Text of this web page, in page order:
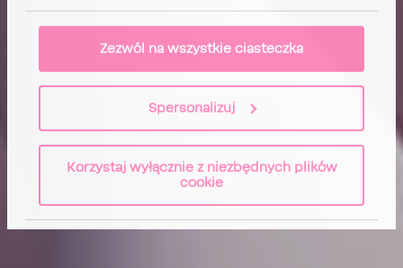
Zezwól na wszystkie ciasteczka
Spersonalizuj
Korzystaj wyłącznie z niezbędnych plików
cookie